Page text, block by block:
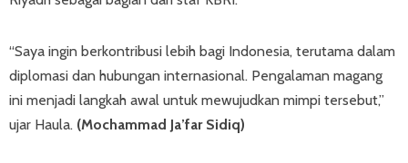
“Saya ingin berkontribusi lebih bagi Indonesia, terutama dalam
diplomasi dan hubungan internasional. Pengalaman magang
ini menjadi langkah awal untuk mewujudkan mimpi tersebut,”
ujar Haula. (Mochammad Ja’far Sidiq)